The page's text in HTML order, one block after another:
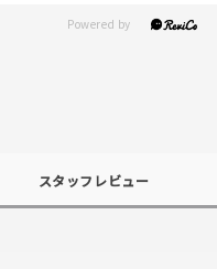
スタッフレビュー